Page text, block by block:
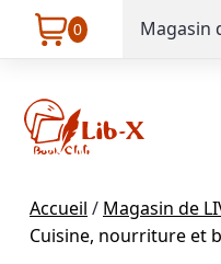
0 Magasin
Accueil / Magasin de
Cuisine, nourriture et